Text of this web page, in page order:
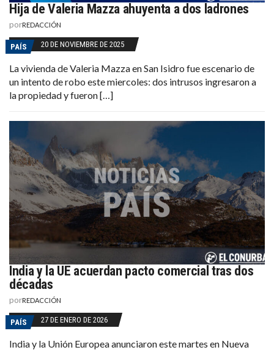
Hija de Valeria Mazza ahuyenta a dos ladrones
porREDACCIÓN
PAÍS 20 DE NOVIEMBRE DE 2025
La vivienda de Valeria Mazza en San Isidro fue escenario de
un intento de robo este miercoles: dos intrusos ingresaron a
la propiedad y fueron […]
India y la UE acuerdan pacto comercial tras dos
décadas
porREDACCIÓN
PAÍS 27 DE ENERO DE 2026
India y la Unión Europea anunciaron este martes en Nueva